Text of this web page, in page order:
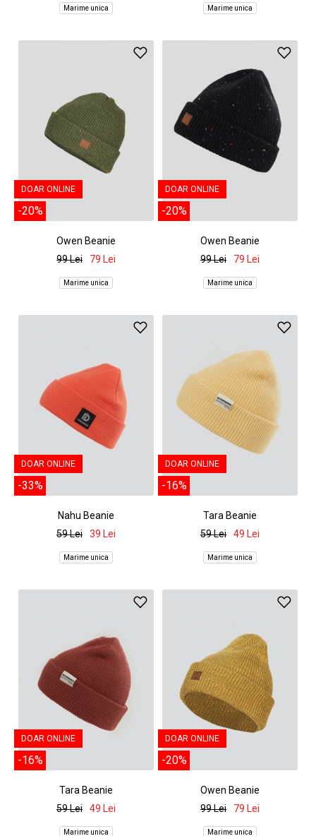
Marime unica Marime unica
DOAR ONLINE
-20%
Owen Beanie
99 Lei
79 Lei
Marime unica
DOAR ONLINE
-20%
Owen Beanie
99 Lei
79 Lei
Marime unica
DOAR ONLINE
-33%
Nahu Beanie
59 Lei
39 Lei
Marime unica
DOAR ONLINE
-16%
Tara Beanie
59 Lei
49 Lei
Marime unica
DOAR ONLINE
-16%
Tara Beanie
59 Lei
49 Lei
Marime unica
DOAR ONLINE
-20%
Owen Beanie
99 Lei
79 Lei
Marime unica